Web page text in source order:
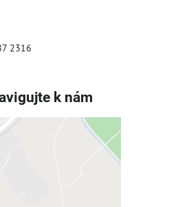
2316
k nám
blokovaný